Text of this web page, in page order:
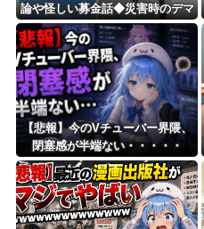
論や怪しい募金話◆災害時のデマ
注意、専門家は「一次情報チェッ
クを」
【悲報】今のVチューバー界隈、
閉塞感が半端ない・・・・・